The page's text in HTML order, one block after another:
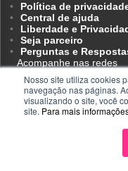
Nosso site utiliza cookies
navegação nas páginas.
visualizando o site, você
site. Para mais
Política de
Central de ajuda
Liberdade e
Seja parceiro
Perguntas e
Acompanhe nas redes
CNPJ 32.223.020/0001-